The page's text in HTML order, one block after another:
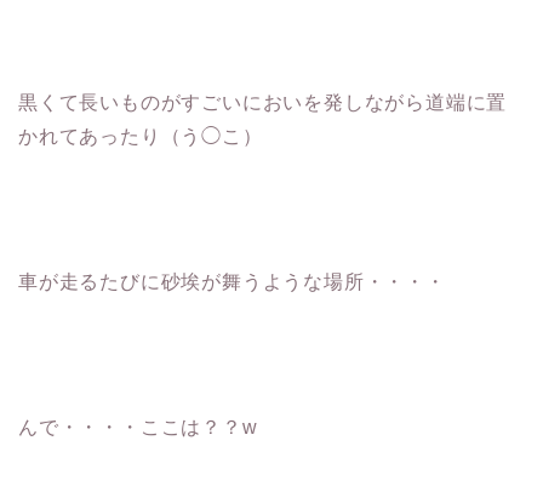
黒くて長いものがすごいにおいを発しながら道端に置
かれてあったり（う◯こ）
車が走るたびに砂埃が舞うような場所・・・・
んで・・・・ここは？？w